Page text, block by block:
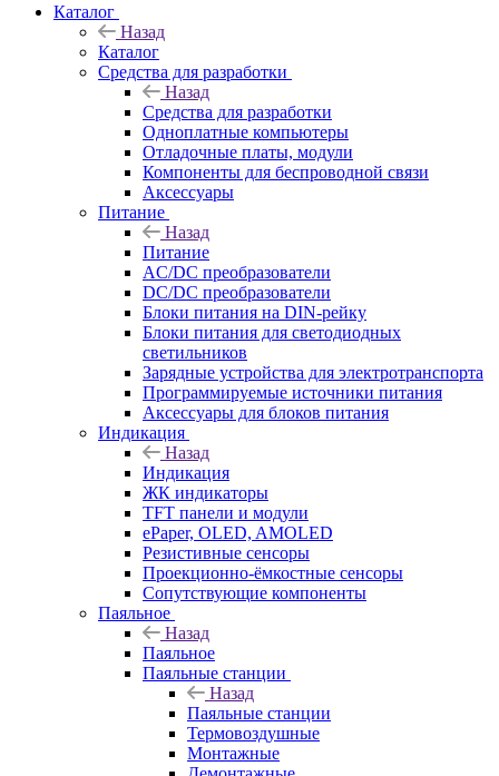
Каталог
Назад
Каталог
Средства для разработки
Назад
Средства для разработки
Одноплатные компьютеры
Отладочные платы, модули
Компоненты для беспроводной связи
Аксессуары
Питание
Назад
Питание
AC/DC преобразователи
DC/DC преобразователи
Блоки питания на DIN-рейку
Блоки питания для светодиодных
светильников
Зарядные устройства для электротранспорта
Программируемые источники питания
Аксессуары для блоков питания
Индикация
Назад
Индикация
ЖК индикаторы
TFT панели и модули
ePaper, OLED, AMOLED
Резистивные сенсоры
Проекционно-ёмкостные сенсоры
Сопутствующие компоненты
Паяльное
Назад
Паяльное
Паяльные станции
Назад
Паяльные станции
Термовоздушные
Монтажные